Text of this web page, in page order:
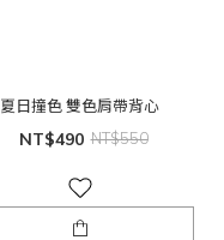
夏日撞色 雙色肩帶背心
NT$490 NT$550